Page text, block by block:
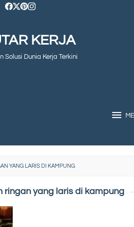
KERJA
Solusi Dunia Kerja Terkini
YANG LARIS DI KAMPUNG
ringan yang laris di kampung